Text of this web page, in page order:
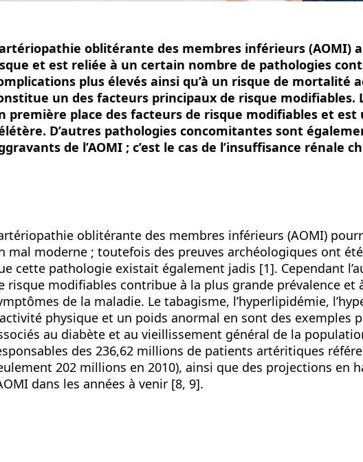
oblitérante des membres inférieurs (AOMI)
et est reliée à un certain nombre de pathologies
plus élevés ainsi qu’à un risque de mortalité
un des facteurs principaux de risque modifiables.
première place des facteurs de risque modifiables et est
D’autres pathologies concomitantes sont
de l’AOMI ; c’est le cas de l’insuffisance rénale
oblitérante des membres inférieurs (AOMI)
mal moderne ; toutefois des preuves archéologiques ont
cette pathologie existait également jadis [1]. Cependant
risque modifiables contribue à la plus grande prévalence et
de la maladie. Le tabagisme, l’hyperlipidémie,
physique et un poids anormal en sont des exemples
au diabète et au vieillissement général de la
des 236,62 millions de patients artéritiques
202 millions en 2010), ainsi que des projections en
dans les années à venir [8, 9].